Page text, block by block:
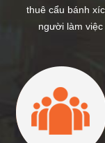
thuê cẩu bánh
người làm việc